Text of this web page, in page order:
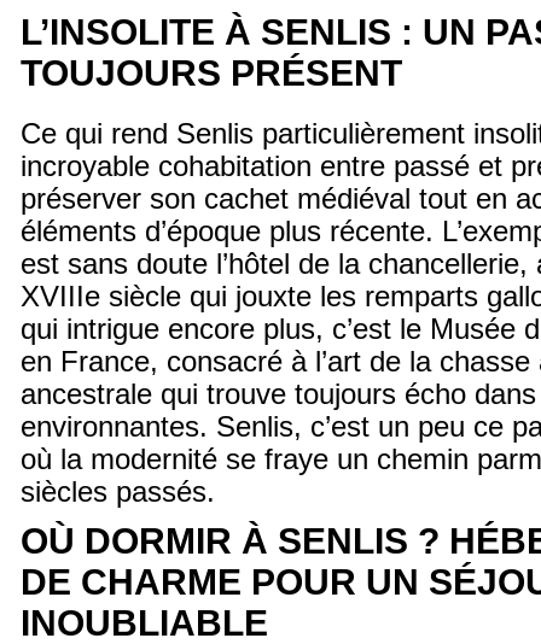
L’INSOLITE À SENLIS : UN
TOUJOURS PRÉSENT
Ce qui rend Senlis particulièrement
incroyable cohabitation entre passé et
préserver son cachet médiéval tout en
éléments d’époque plus récente.
est sans doute l’hôtel de la
XVIIIe siècle qui jouxte les remparts
qui intrigue encore plus, c’est le Musée
en France, consacré à l’art de la
ancestrale qui trouve toujours écho
environnantes. Senlis, c’est un peu ce
où la modernité se fraye un chemin
siècles passés.
OÙ DORMIR À SENLIS ?
DE CHARME POUR UN
INOUBLIABLE